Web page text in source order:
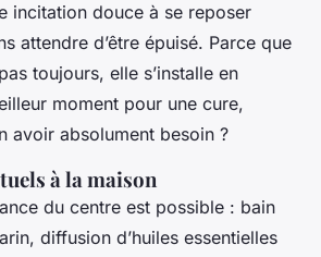
incitation douce à se reposer
attendre d’être épuisé. Parce que
toujours, elle s’installe en
moment pour une cure,
avoir absolument besoin ?
à la maison
du centre est possible : bain
diffusion d’huiles essentielles